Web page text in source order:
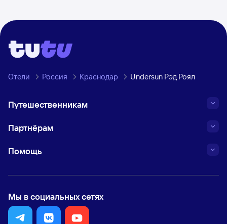
Отели Россия Краснодар Undersun Рэд Роял
Путешественникам
Партнёрам
Помощь
Мы в социальных сетях